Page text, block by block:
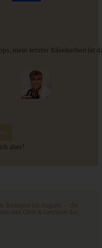
und buttrigen
mein letzter Käsekuchen ist
aber!
Rezepte im August – die
mit Obst & Gemüse der